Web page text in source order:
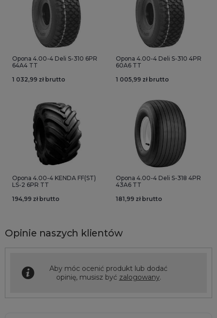
Opona 4.00-4 Deli S-310 6PR
64A4 TT
1 032,99 zł brutto
Opona 4.00-4 Deli S-310 4PR
60A6 TT
1 005,99 zł brutto
Opona 4.00-4 KENDA FF(ST)
LS-2 6PR TT
194,99 zł brutto
Opona 4.00-4 Deli S-318 4PR
43A6 TT
181,99 zł brutto
Opinie naszych klientów
Aby móc ocenić produkt lub dodać
opinię, musisz być zalogowany.